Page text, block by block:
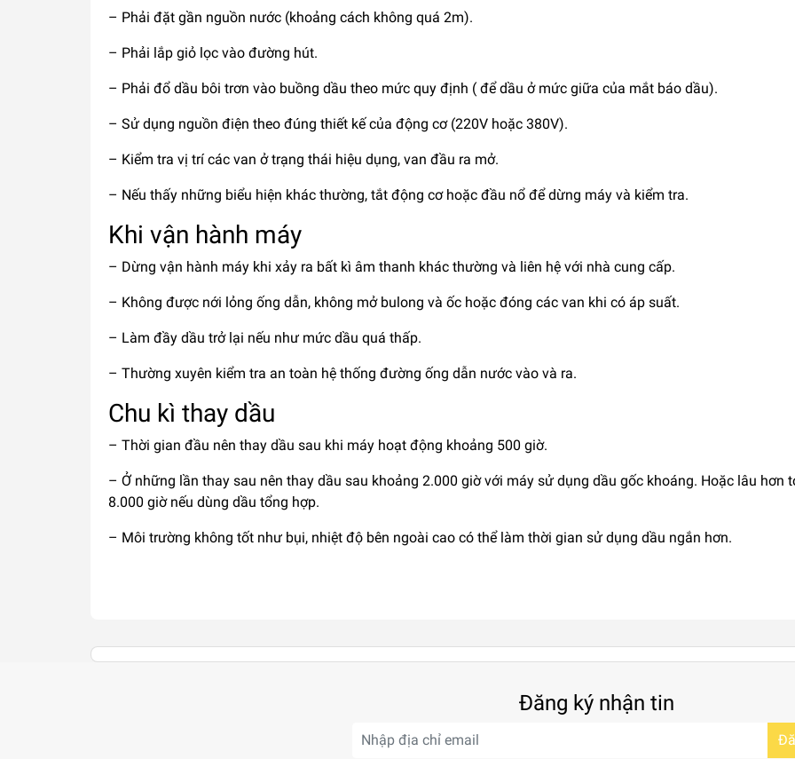
– Phải đặt gần nguồn nước (khoảng cách không quá 2m).
– Phải lắp giỏ lọc vào đường hút.
– Phải đổ dầu bôi trơn vào buồng dầu theo mức quy định ( để dầu ở mức giữa của mắt báo dầu).
– Sử dụng nguồn điện theo đúng thiết kế của động cơ (220V hoặc 380V).
– Kiểm tra vị trí các van ở trạng thái hiệu dụng, van đầu ra mở.
– Nếu thấy những biểu hiện khác thường, tắt động cơ hoặc đầu nổ để dừng máy và kiểm tra.
Khi vận hành máy
– Dừng vận hành máy khi xảy ra bất kì âm thanh khác thường và liên hệ với nhà cung cấp.
– Không được nới lỏng ống dẫn, không mở bulong và ốc hoặc đóng các van khi có áp suất.
– Làm đầy dầu trở lại nếu như mức dầu quá thấp.
– Thường xuyên kiểm tra an toàn hệ thống đường ống dẫn nước vào và ra.
Chu kì thay dầu
– Thời gian đầu nên thay dầu sau khi máy hoạt động khoảng 500 giờ.
– Ở những lần thay sau nên thay dầu sau khoảng 2.000 giờ với máy sử dụng dầu gốc khoáng. Hoặc lâu hơn
8.000 giờ nếu dùng dầu tổng hợp.
– Môi trường không tốt như bụi, nhiệt độ bên ngoài cao có thể làm thời gian sử dụng dầu ngắn hơn.
Đăng ký nhận tin